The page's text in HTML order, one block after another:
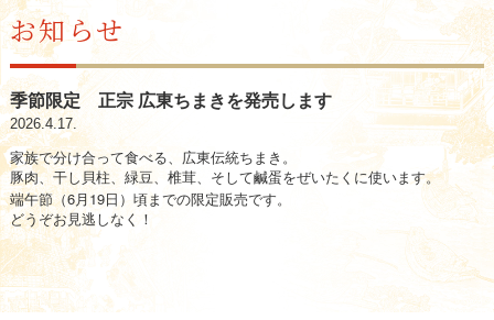
お知らせ
季節限定 正宗 広東ちまきを発売します
2026.4.17.
家族で分け合って食べる、 広東伝統ちまき。
豚肉、干し貝柱、緑豆、椎茸、そして鹹蛋をぜいたくに使います。
端午節（6月 19日）頃までの限定販売です。
どうぞお見逃しなく！